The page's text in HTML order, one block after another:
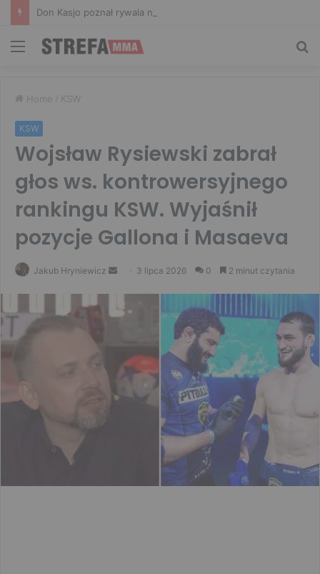
Menu
Home / KSW
KSW
Wojsław Rysiewski zabrał
głos ws. kontrowersyjnego
rankingu KSW. Wyjaśnił
pozycje Gallona i Masaeva
Jakub Hryniewicz
Send 3 lipca 2026 0 2 minut czytania